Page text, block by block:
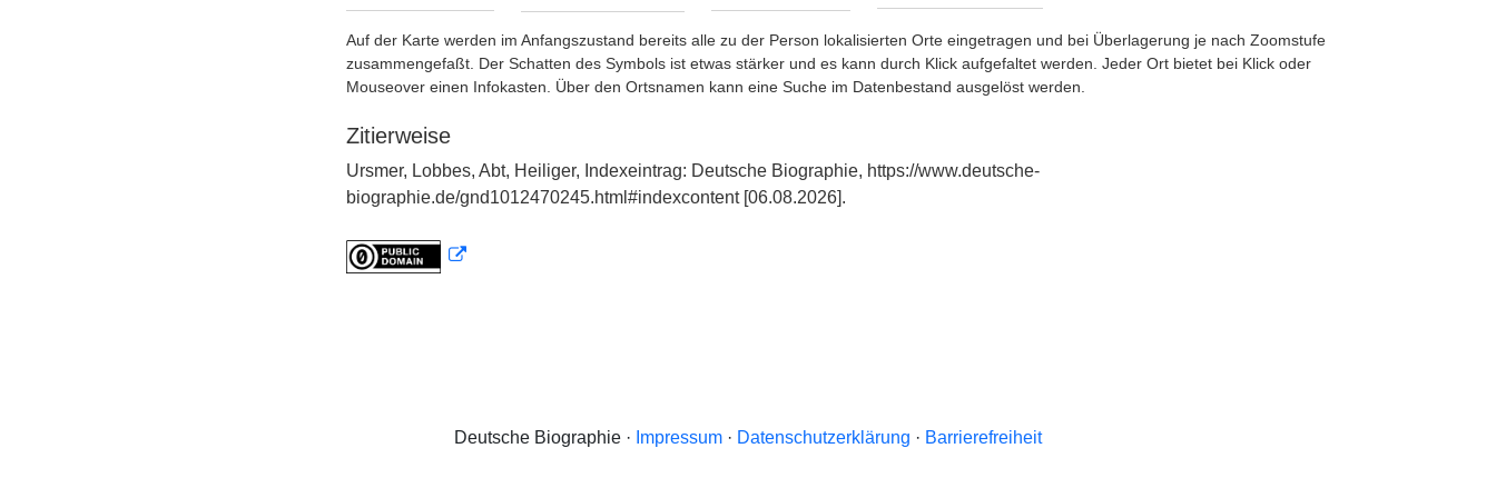
Auf der Karte werden im Anfangszustand bereits alle zu der Person lokalisierten Orte eingetragen und bei Überlagerung je nach Zoomstufe
zusammengefaßt. Der Schatten des Symbols ist etwas stärker und es kann durch Klick aufgefaltet werden. Jeder Ort bietet bei Klick oder
Mouseover einen Infokasten. Über den Ortsnamen kann eine Suche im Datenbestand ausgelöst werden.
Zitierweise
Ursmer, Lobbes, Abt, Heiliger, Indexeintrag: Deutsche Biographie, https://www.deutsche-
biographie.de/gnd1012470245.html#indexcontent [06.08.2026].
Deutsche Biographie · Impressum · Datenschutzerklärung · Barrierefreiheit